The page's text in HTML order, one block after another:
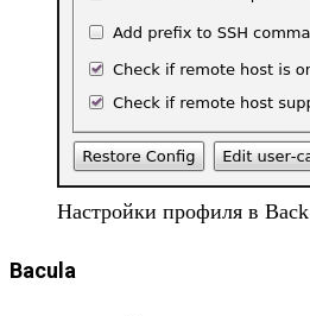
Настройки профиля в
Bacula